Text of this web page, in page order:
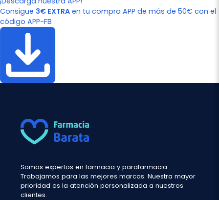
Consigue 3€ EXTRA en tu compra APP de más de 50€ con el
código APP-FB
Somos expertos en farmacia y parafarmacia.
Trabajamos para las mejores marcas. Nuestra mayor
prioridad es la atención personalizada a nuestros
clientes.